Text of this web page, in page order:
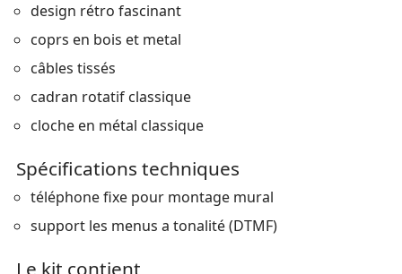
design rétro fascinant
coprs en bois et metal
câbles tissés
cadran rotatif classique
cloche en métal classique
Spécifications techniques
téléphone fixe pour montage mural
support les menus a tonalité (DTMF)